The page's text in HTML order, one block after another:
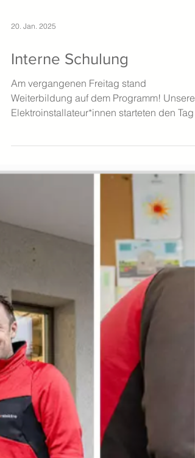
Interne Schulung
Am vergangenen Freitag stand
Weiterbildung auf dem Programm! Unsere
Elektroinstallateur*innen starteten den Tag
mit einer Schulung zum...